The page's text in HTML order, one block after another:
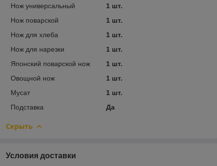
Нож универсальный
1 шт.
Нож поварской
1 шт.
Нож для хлеба
1 шт.
Нож для нарезки
1 шт.
Японский поварской нож
1 шт.
Овощной нож
1 шт.
Мусат
1 шт.
Подставка
Да
Скрыть
Условия доставки